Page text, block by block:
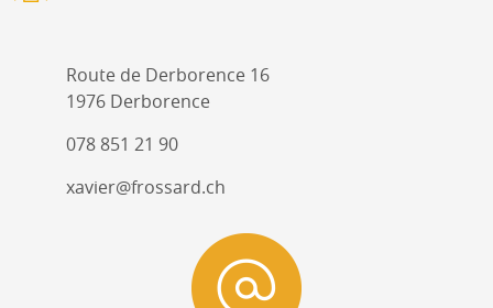
Route de Derborence 16
1976 Derborence
078 851 21 90
xavier@frossard.ch